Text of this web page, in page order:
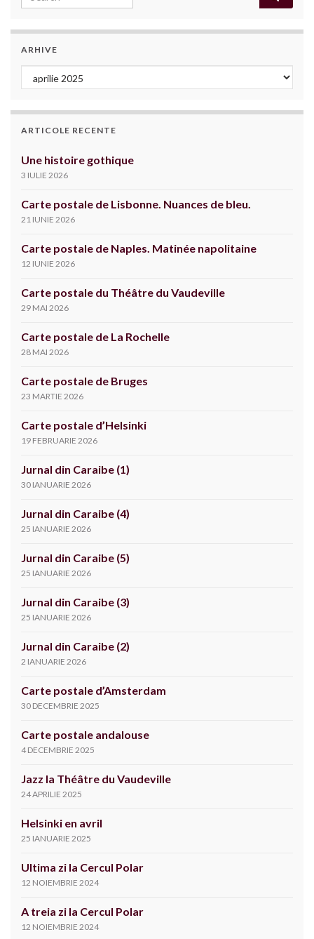
ARHIVE
Arhive
ARTICOLE RECENTE
Une histoire gothique
3 IULIE 2026
Carte postale de Lisbonne. Nuances de bleu.
21 IUNIE 2026
Carte postale de Naples. Matinée napolitaine
12 IUNIE 2026
Carte postale du Théâtre du Vaudeville
29 MAI 2026
Carte postale de La Rochelle
28 MAI 2026
Carte postale de Bruges
23 MARTIE 2026
Carte postale d’Helsinki
19 FEBRUARIE 2026
Jurnal din Caraibe (1)
30 IANUARIE 2026
Jurnal din Caraibe (4)
25 IANUARIE 2026
Jurnal din Caraibe (5)
25 IANUARIE 2026
Jurnal din Caraibe (3)
25 IANUARIE 2026
Jurnal din Caraibe (2)
2 IANUARIE 2026
Carte postale d’Amsterdam
30 DECEMBRIE 2025
Carte postale andalouse
4 DECEMBRIE 2025
Jazz la Théâtre du Vaudeville
24 APRILIE 2025
Helsinki en avril
25 IANUARIE 2025
Ultima zi la Cercul Polar
12 NOIEMBRIE 2024
A treia zi la Cercul Polar
12 NOIEMBRIE 2024